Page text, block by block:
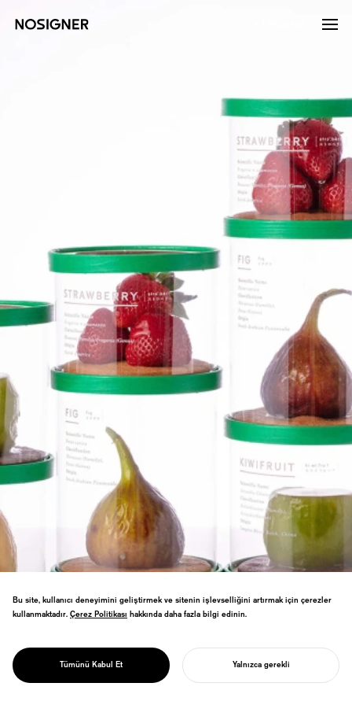
ANA SAYFA
PROJECT
KININAL
Gömülü Orman Müzesi'ndeki mağaza,
ziyaretçi sayısını üç katına çıkardı.
Bu site, kullanıcı deneyimini geliştirmek ve sitenin işlevselliğini artırmak için çerezler
kullanmaktadır. Çerez Politikası
Çerez Politikası hakkında daha fazla bilgi edinin.
Tümünü Kabul Et Yalnızca gerekli